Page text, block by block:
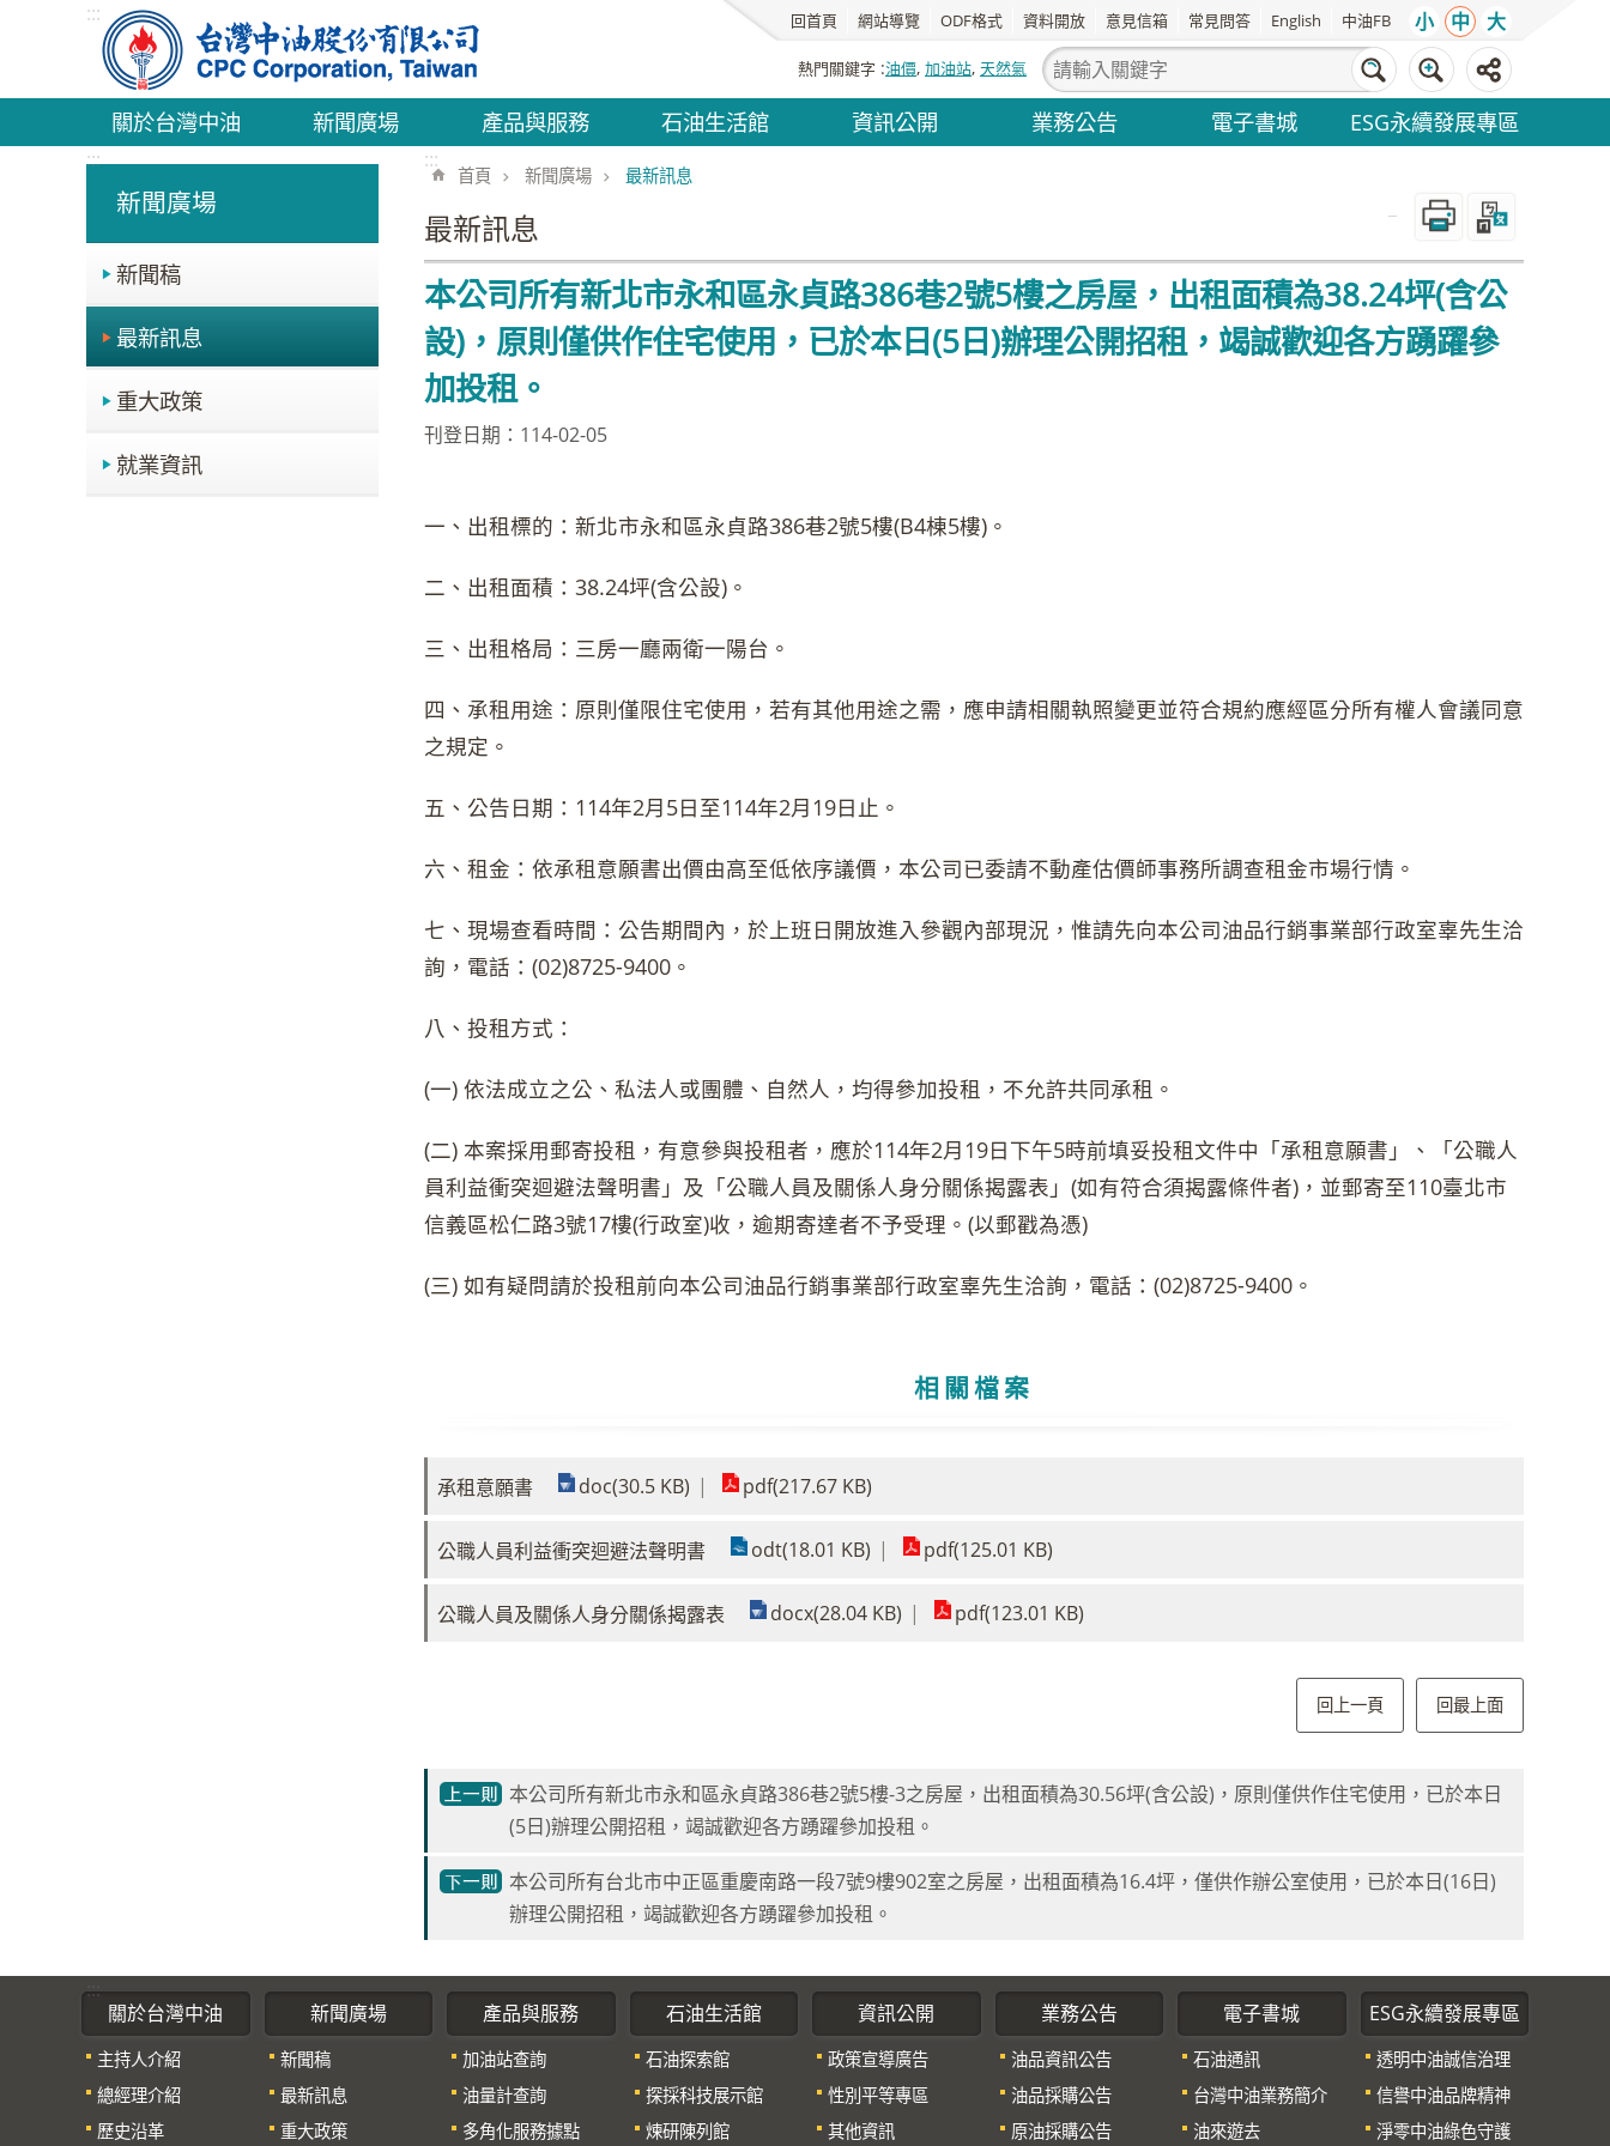
跳到主要內容區塊
::: 回首頁 網站導覽 ODF格式 資料開放 意見信箱 常見問答 English 中油FB 小 中 大
熱門關鍵字 油價 加油站 天然氣
關於台灣中油 新聞廣場 產品與服務 石油生活館 資訊公開 業務公告 電子書城 ESG永續發展專區
:::
新聞廣場
新聞稿
最新訊息
重大政策
就業資訊
:::
首頁 新聞廣場 最新訊息
最新訊息
本公司所有新北市永和區永貞路386巷2號5樓之房屋，出租面積為38.24坪(含公
設)，原則僅供作住宅使用，已於本日(5日)辦理公開招租，竭誠歡迎各方踴躍參
加投租。
刊登日期：114-02-05
一、出租標的：新北市永和區永貞路386巷2號5樓(B4棟5樓)。
二、出租面積：38.24坪(含公設)。
三、出租格局：三房一廳兩衛一陽台。
四、承租用途：原則僅限住宅使用，若有其他用途之需，應申請相關執照變更並符合規約應經區分所有權人會議同意
之規定。
五、公告日期：114年2月5日至114年2月19日止。
六、租金：依承租意願書出價由高至低依序議價，本公司已委請不動產估價師事務所調查租金市場行情。
七、現場查看時間：公告期間內，於上班日開放進入參觀內部現況，惟請先向本公司油品行銷事業部行政室辜先生洽
詢，電話：(02)8725-9400。
八、投租方式：
(一) 依法成立之公、私法人或團體、自然人，均得參加投租，不允許共同承租。
(二) 本案採用郵寄投租，有意參與投租者，應於114年2月19日下午5時前填妥投租文件中「承租意願書」、「公職人
員利益衝突迴避法聲明書」及「公職人員及關係人身分關係揭露表」(如有符合須揭露條件者)，並郵寄至110臺北市
信義區松仁路3號17樓(行政室)收，逾期寄達者不予受理。(以郵戳為憑)
(三) 如有疑問請於投租前向本公司油品行銷事業部行政室辜先生洽詢，電話：(02)8725-9400。
相關檔案
承租意願書 doc(30.5 KB) pdf(217.67 KB)
公職人員利益衝突迴避法聲明書 odt(18.01 KB) pdf(125.01 KB)
公職人員及關係人身分關係揭露表 docx(28.04 KB) pdf(123.01 KB)
回上一頁 回最上面
本公司所有新北市永和區永貞路386巷2號5樓-3之房屋，出租面積為30.56坪(含公設)，原則僅供作住宅使用，已於本日
(5日)辦理公開招租，竭誠歡迎各方踴躍參加投租。
本公司所有台北市中正區重慶南路一段7號9樓902室之房屋，出租面積為16.4坪，僅供作辦公室使用，已於本日(16日)
辦理公開招租，竭誠歡迎各方踴躍參加投租。
:::
關於台灣中油
主持人介紹
總經理介紹
歷史沿革
新聞廣場
新聞稿
最新訊息
重大政策
產品與服務
加油站查詢
油量計查詢
多角化服務據點
石油生活館
石油探索館
探採科技展示館
煉研陳列館
資訊公開
政策宣導廣告
性別平等專區
其他資訊
業務公告
油品資訊公告
油品採購公告
原油採購公告
電子書城
石油通訊
台灣中油業務簡介
油來遊去
ESG永續發展專區
透明中油誠信治理
信譽中油品牌精神
淨零中油綠色守護